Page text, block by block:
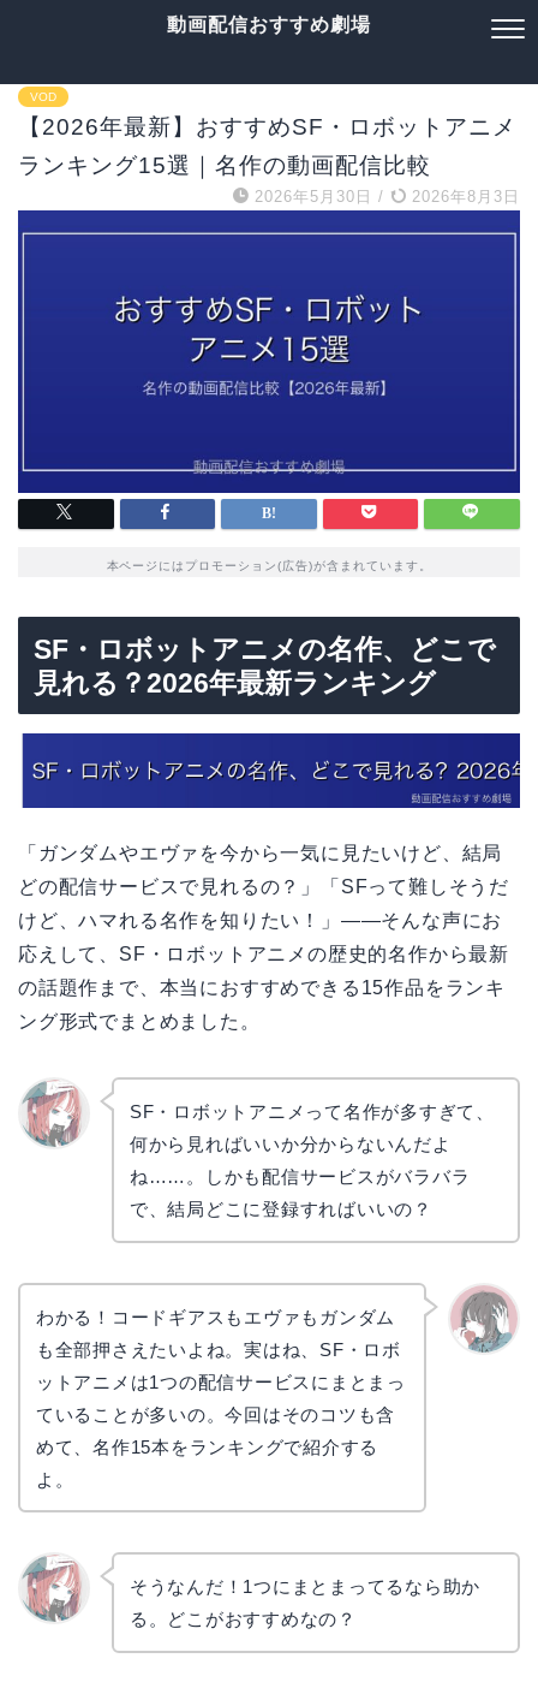
動画配信おすすめ劇場
VOD
【2026年最新】おすすめSF・ロボットアニメ
ランキング15選｜名作の動画配信比較
2026年5月30日 / 2026年8月3日
本ページにはプロモーション(広告)が含まれています。
SF・ロボットアニメの名作、どこで
見れる？2026年最新ランキング
「ガンダムやエヴァを今から一気に見たいけど、結局
どの配信サービスで見れるの？」「SFって難しそうだ
けど、ハマれる名作を知りたい！」——そんな声にお
応えして、SF・ロボットアニメの歴史的名作から最新
の話題作まで、本当におすすめできる15作品をランキ
ング形式でまとめました。
SF・ロボットアニメって名作が多すぎて、
何から見ればいいか分からないんだよ
ね……。しかも配信サービスがバラバラ
で、結局どこに登録すればいいの？
わかる！コードギアスもエヴァもガンダム
も全部押さえたいよね。実はね、SF・ロボ
ットアニメは1つの配信サービスにまとまっ
ていることが多いの。今回はそのコツも含
めて、名作15本をランキングで紹介する
よ。
そうなんだ！1つにまとまってるなら助か
る。どこがおすすめなの？